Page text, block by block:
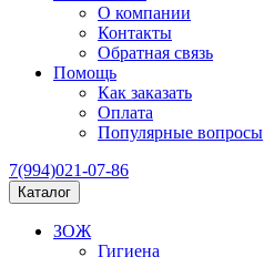
О компании
Контакты
Обратная связь
Помощь
Как заказать
Оплата
Популярные вопросы
7(994)021-07-86
Каталог
ЗОЖ
Гигиена